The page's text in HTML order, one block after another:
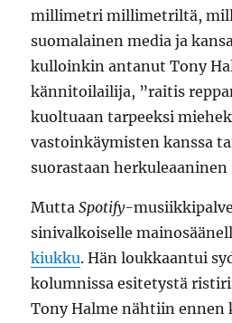
millimetri millimetriltä,
suomalainen media ja
kulloinkin antanut Tony
kännitoilailija, ”raitis
kuoltuaan tarpeeksi
vastoinkäymisten kanssa
suorastaan herkuleaaninen
MuttaSpotify-
sinivalkoiselle
kiukku. Hän loukkaantui
kolumnissa esitetystä
Tony Halme nähtiin ennen